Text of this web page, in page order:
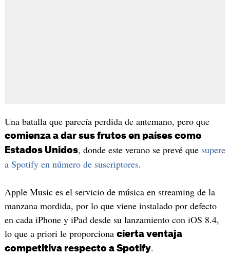
Una batalla que parecía perdida de antemano, pero que
comienza a dar sus frutos en países como
Estados Unidos, donde este verano se prevé que supere
a Spotify en número de suscriptores.
Apple Music es el servicio de música en streaming de la
manzana mordida, por lo que viene instalado por defecto
en cada iPhone y iPad desde su lanzamiento con iOS 8.4,
lo que a priori le proporciona cierta ventaja
competitiva respecto a Spotify.